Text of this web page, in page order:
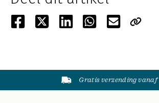
Gratis verzending